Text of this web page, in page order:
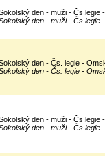
den - muži - Čs.legie
den - muži - Čs.legie
den - Čs. legie -
den - Čs. legie -
den - muži - Čs.legie
den - muži - Čs.legie